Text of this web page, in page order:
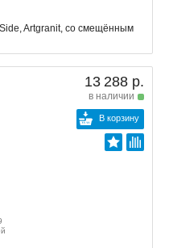
Artgranit, со смещённым
13 288 р.
в наличии
В корзину